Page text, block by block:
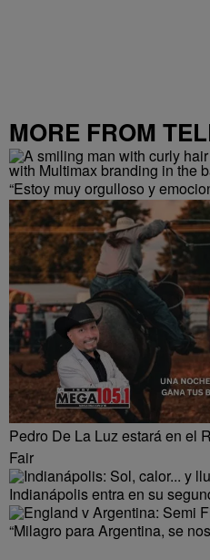
MORE FROM
“Estoy muy orgulloso y
Pedro De La Luz estará en el
Fair
Indianápolis entra en su
“Milagro para Argentina, se